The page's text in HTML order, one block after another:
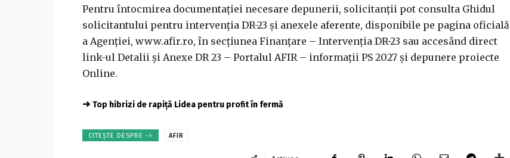
Pentru întocmirea documentaţiei necesare depunerii, solicitanţii pot consulta Ghidul
solicitantului pentru intervenţia DR-23 şi anexele aferente, disponibile pe pagina oficială
a Agenţiei, www.afir.ro, în secţiunea Finanţare – Intervenţia DR-23 sau accesând direct
link-ul Detalii şi Anexe DR 23 – Portalul AFIR – informaţii PS 2027 şi depunere proiecte
Online.
➜ Top hibrizi de rapiță Lidea pentru profit în fermă
CITEȘTE DESPRE -> AFIR